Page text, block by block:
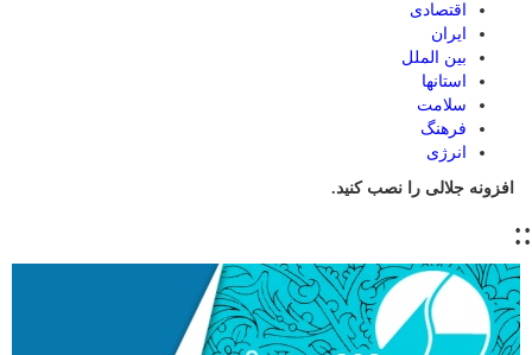
اقتصادی
ایران
بین الملل
استانها
سلامت
فرهنگ
انرژی
افزونه جلالی را نصب کنید.
::